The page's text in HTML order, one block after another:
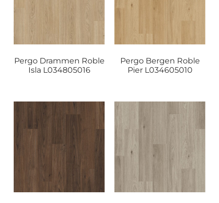
Pergo Drammen Roble
Isla L034805016
Pergo Bergen Roble
Pier L034605010